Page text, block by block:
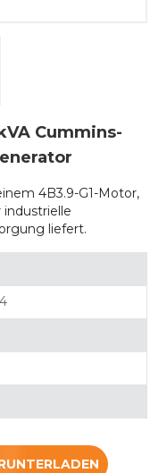
Cummins-
4B3.9-G1-Motor,
liefert.